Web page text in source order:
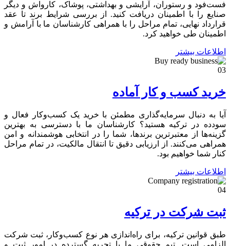
فست‌فود و رستوران، آرایشی و بهداشتی، پوشاک، کارواش و دیگر
صنایع را با اطمینان دریافت کنید. از بررسی شرایط برند تا عقد
قرارداد نهایی، تمام مراحل را با همراهی کارشناسان ما با آرامش و
اطمینان طی خواهید کرد.
اطلاعات بیشتر
03
خرید کسب و کار آماده
آیا به دنبال سرمایه‌گذاری مطمئن با خرید یک کسب‌وکار فعال و
سودده در ترکیه هستید؟ کارشناسان ما با دسترسی به بهترین
گزینه‌ها از معتبرترین برندها، شما را در انتخابی هوشمندانه و امن
همراهی می‌کنند. از ارزیابی دقیق تا انتقال مالکیت، در تمام مراحل
کنار شما خواهیم بود.
اطلاعات بیشتر
04
ثبت شرکت در ترکیه
طبق قوانین ترکیه، برای راه‌اندازی هر نوع کسب‌وکار، ثبت شرکت
الزامی است. تیم حقوقی ما با تجربه گسترده در امور ثبت و